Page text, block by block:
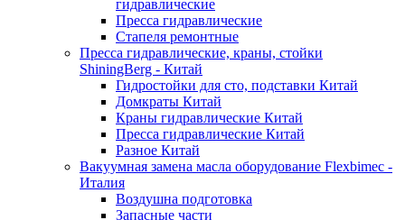
гидравлические
Пресса гидравлические
Стапеля ремонтные
Пресса гидравлические, краны, стойки
ShiningBerg - Китай
Гидростойки для сто, подставки Китай
Домкраты Китай
Краны гидравлические Китай
Пресса гидравлические Китай
Разное Китай
Вакуумная замена масла оборудование Flexbimeс -
Италия
Воздушна подготовка
Запасные части